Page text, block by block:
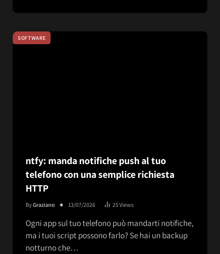
SOFTWARE
ntfy: manda notifiche push al tuo
telefono con una semplice richiesta
HTTP
ByGraziano 13/07/2026 25Views
Ogni app sul tuo telefono può mandarti notifiche,
ma i tuoi script possono farlo? Se hai un backup
notturno che…